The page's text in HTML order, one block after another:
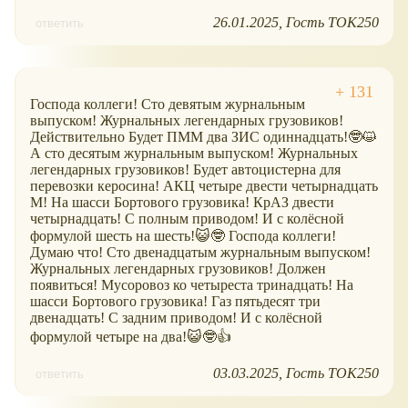
ответить 26.01.2025 Гость ТОК250
Господа коллеги! Сто девятым журнальным
выпуском! Журнальных легендарных грузовиков!
Действительно Будет ПММ два ЗИС одиннадцать!🤓😺
А сто десятым журнальным выпуском! Журнальных
легендарных грузовиков! Будет автоцистерна для
перевозки керосина! АКЦ четыре двести четырнадцать
М! На шасси Бортового грузовика! КрАЗ двести
четырнадцать! С полным приводом! И с колёсной
формулой шесть на шесть!😺🤓 Господа коллеги!
Думаю что! Сто двенадцатым журнальным выпуском!
Журнальных легендарных грузовиков! Должен
появиться! Мусоровоз ко четыреста тринадцать! На
шасси Бортового грузовика! Газ пятьдесят три
двенадцать! С задним приводом! И с колёсной
формулой четыре на два!😺🤓👍
ответить 03.03.2025 Гость ТОК250